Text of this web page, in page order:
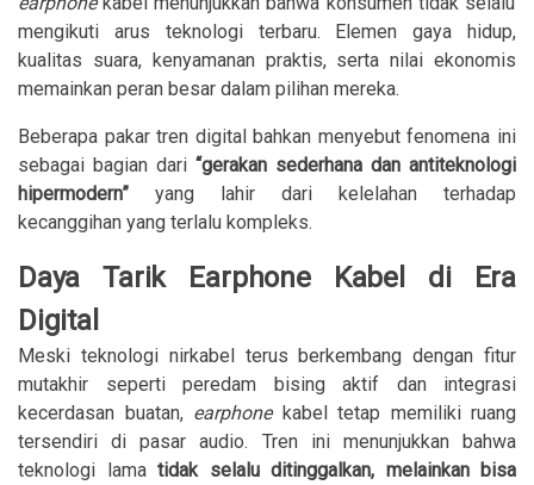
mengikuti arus teknologi terbaru. Elemen gaya hidup,
kualitas suara, kenyamanan praktis, serta nilai ekonomis
memainkan peran besar dalam pilihan mereka.
Beberapa pakar tren digital bahkan menyebut fenomena ini
sebagai bagian dari “gerakan sederhana dan antiteknologi
hipermodern” yang lahir dari kelelahan terhadap
kecanggihan yang terlalu kompleks.
Daya Tarik Earphone Kabel di Era
Digital
Meski teknologi nirkabel terus berkembang dengan fitur
mutakhir seperti peredam bising aktif dan integrasi
kecerdasan buatan, earphonekabel tetap memiliki ruang
tersendiri di pasar audio. Tren ini menunjukkan bahwa
teknologi lama tidak selalu ditinggalkan, melainkan bisa